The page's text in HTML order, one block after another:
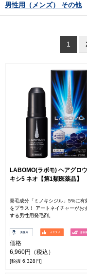
男性用（メンズ） その他
1
LABOMO(ラボモ) ヘアグロ
キシ5 ネオ【第1類医薬品】
発毛成分「ミノキシジル」5%に有
をプラス！ アートネイチャーがお
する男性用発毛剤。
価格
6,960円（税込）
[税抜 6,328円]